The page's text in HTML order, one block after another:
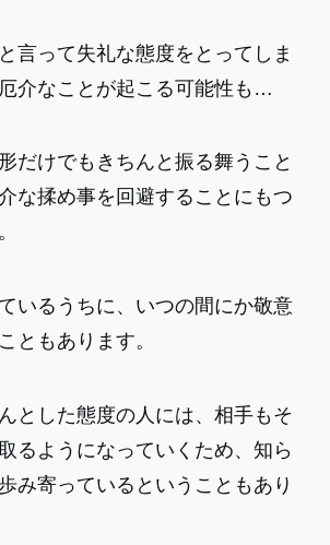
言って失礼な態度をとってしま
介なことが起こる可能性も…
だけでもきちんと振る舞うこと
な揉め事を回避することにもつ
いるうちに、いつの間にか敬意
ともあります。
とした態度の人には、相手もそ
るようになっていくため、知ら
み寄っているということもあり